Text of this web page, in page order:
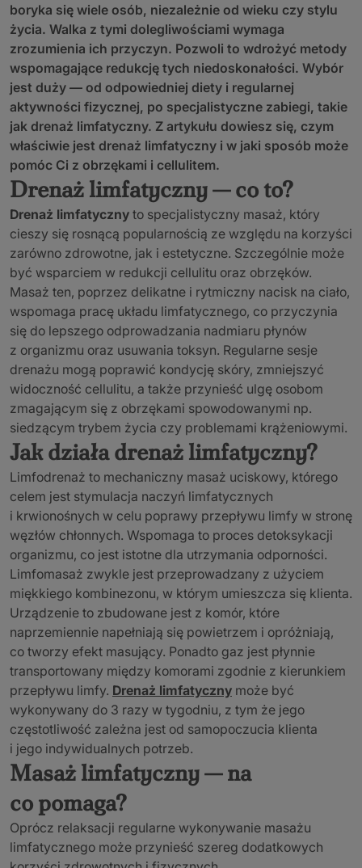
boryka się wiele osób, niezależnie od wieku czy stylu
życia. Walka z tymi dolegliwościami wymaga
zrozumienia ich przyczyn. Pozwoli to wdrożyć metody
wspomagające redukcję tych niedoskonałości. Wybór
jest duży — od odpowiedniej diety i regularnej
aktywności fizycznej, po specjalistyczne zabiegi, takie
jak drenaż limfatyczny. Z artykułu dowiesz się, czym
właściwie jest drenaż limfatyczny i w jaki sposób może
pomóc Ci z obrzękami i cellulitem.
Drenaż limfatyczny — co to?
Drenaż limfatyczny to specjalistyczny masaż, który
cieszy się rosnącą popularnością ze względu na korzyści
zarówno zdrowotne, jak i estetyczne. Szczególnie może
być wsparciem w redukcji cellulitu oraz obrzęków.
Masaż ten, poprzez delikatne i rytmiczny nacisk na ciało,
wspomaga pracę układu limfatycznego, co przyczynia
się do lepszego odprowadzania nadmiaru płynów
z organizmu oraz usuwania toksyn. Regularne sesje
drenażu mogą poprawić kondycję skóry, zmniejszyć
widoczność cellulitu, a także przynieść ulgę osobom
zmagającym się z obrzękami spowodowanymi np.
siedzącym trybem życia czy problemami krążeniowymi.
Jak działa drenaż limfatyczny?
Limfodrenaż to mechaniczny masaż uciskowy, którego
celem jest stymulacja naczyń limfatycznych
i krwionośnych w celu poprawy przepływu limfy w stronę
węzłów chłonnych. Wspomaga to proces detoksykacji
organizmu, co jest istotne dla utrzymania odporności.
Limfomasaż zwykle jest przeprowadzany z użyciem
miękkiego kombinezonu, w którym umieszcza się klienta.
Urządzenie to zbudowane jest z komór, które
naprzemiennie napełniają się powietrzem i opróżniają,
co tworzy efekt masujący. Ponadto gaz jest płynnie
transportowany między komorami zgodnie z kierunkiem
przepływu limfy. Drenaż limfatyczny może być
wykonywany do 3 razy w tygodniu, z tym że jego
częstotliwość zależna jest od samopoczucia klienta
i jego indywidualnych potrzeb.
Masaż limfatyczny — na
co pomaga?
Oprócz relaksacji regularne wykonywanie masażu
limfatycznego może przynieść szereg dodatkowych